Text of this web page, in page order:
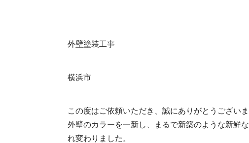
外壁塗装工事
横浜市
この度はご依頼いただき、誠にありがとうござい
外壁のカラーを一新し、まるで新築のような新鮮
れ変わりました。